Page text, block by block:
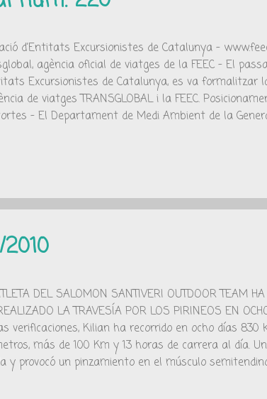
d'Entitats Excursionistes de Catalunya -
agència oficial de viatges de la FEEC - El
Excursionistes de Catalunya, es va formalitzar
de viatges TRANSGLOBAL i la FEEC.
- El Departament de Medi Ambient de la
Femení - La Unió de Federacions Esportives de
de juny la I Jornada de Lideratge Esportiu Femení ,
DEL SALOMON SANTIVERI OUTDOOR TEAM HA
LA TRAVESÍA POR LOS PIRINEOS EN
verificaciones, Kilian ha recorrido en ocho días 830
más de 100 Km y 13 horas de carrera al día.
y provocó un pinzamiento en el músculo